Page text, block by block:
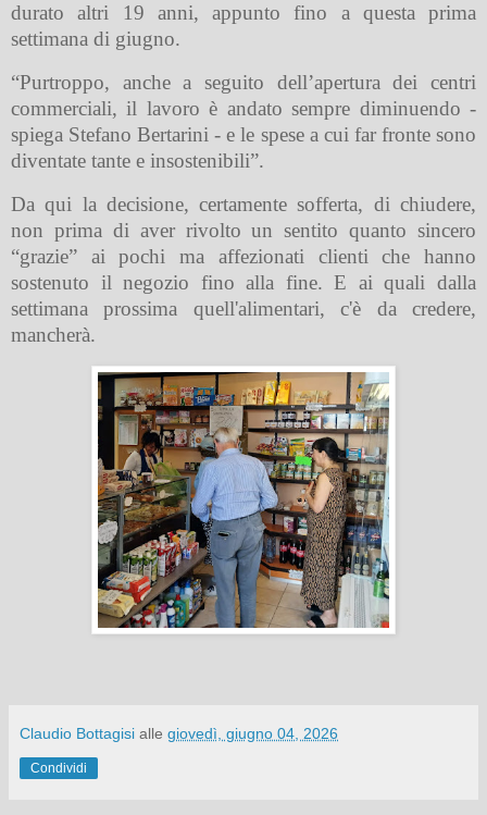
durato altri 19 anni, appunto fino a questa prima
settimana di giugno.
“Purtroppo, anche a seguito dell’apertura dei centri
commerciali, il lavoro è andato sempre diminuendo -
spiega Stefano Bertarini - e le spese a cui far fronte sono
diventate tante e insostenibili”.
Da qui la decisione, certamente sofferta, di chiudere,
non prima di aver rivolto un sentito quanto sincero
“grazie” ai pochi ma affezionati clienti che hanno
sostenuto il negozio fino alla fine. E ai quali dalla
settimana prossima quell'alimentari, c'è da credere,
mancherà.
Claudio Bottagisi alle giovedì, giugno 04, 2026
Condividi